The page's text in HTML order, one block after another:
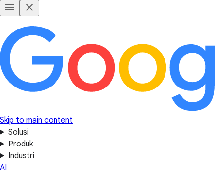
Skip to main content
Solusi
Produk
Industri
AI